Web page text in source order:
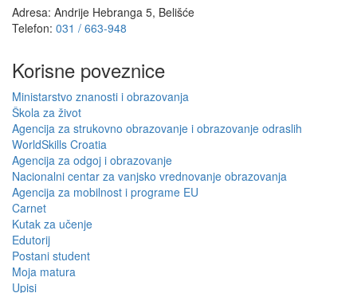
Adresa: Andrije Hebranga 5, Belišće
Telefon: 031 / 663-948
Korisne poveznice
Ministarstvo znanosti i obrazovanja
Škola za život
Agencija za strukovno obrazovanje i obrazovanje odraslih
WorldSkills Croatia
Agencija za odgoj i obrazovanje
Nacionalni centar za vanjsko vrednovanje obrazovanja
Agencija za mobilnost i programe EU
Carnet
Kutak za učenje
Edutorij
Postani student
Moja matura
Upisi